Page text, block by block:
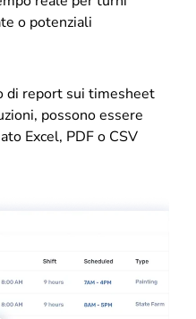
o potenziali
di report sui timesheet
possono essere
Excel, PDF o CSV